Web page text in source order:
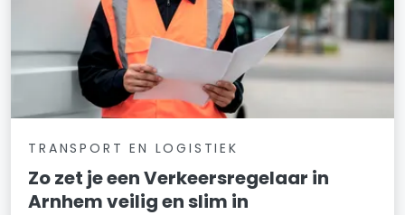
TRANSPORT EN LOGISTIEK
Zo zet je een Verkeersregelaar in
Arnhem veilig en slim in